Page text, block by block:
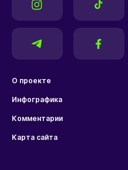
О проекте
Инфографика
Комментарии
Карта сайта